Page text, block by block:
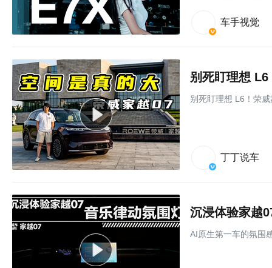
车手视觉
别死盯理想 L6！荣
丁丁说车
沉浸体验家越
AI原生第一车的氛围